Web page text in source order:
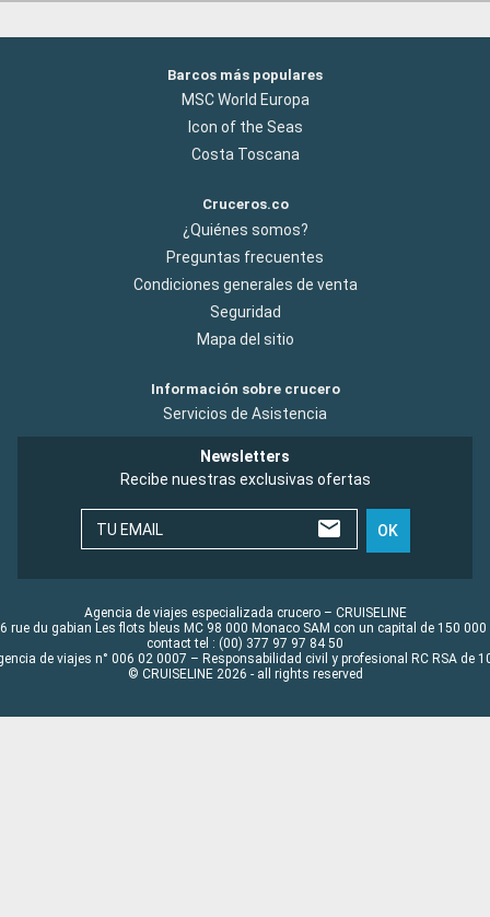
Barcos más populares
MSC World Europa
Icon of the Seas
Costa Toscana
Cruceros.co
¿Quiénes somos?
Preguntas frecuentes
Condiciones generales de venta
Seguridad
Mapa del sitio
Información sobre crucero
Servicios de Asistencia
Newsletters
Recibe nuestras exclusivas ofertas
TU EMAIL OK
Agencia de viajes especializada crucero – CRUISELINE
rue du gabian Les flots bleus MC 98 000 Monaco SAM con un capital de 150 000
contact tel : (00) 377 97 97 84 50
de viajes n° 006 02 0007 – Responsabilidad civil y profesional RC RSA de
© CRUISELINE 2026 - all rights reserved